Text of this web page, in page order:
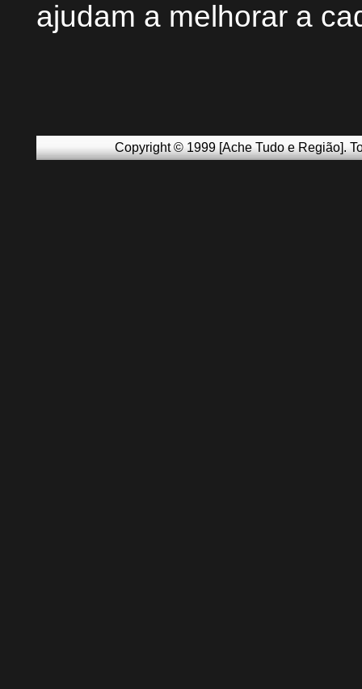
ajudam a melhorar a
Copyright © 1999 [Ache Tudo e Região].